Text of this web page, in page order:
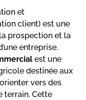
et
client) est une
prospection et la
entreprise.
est une
destinée aux
vers des
terrain. Cette